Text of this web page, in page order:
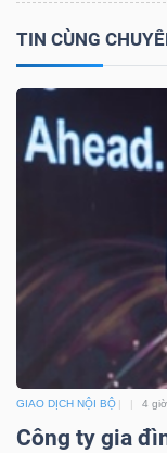
TIN CÙNG
GIAO DỊCH NỘI BỘ 4
Công ty gia
TÀI
CHÍNH
CÔNG
NGHỆ
THÔNG